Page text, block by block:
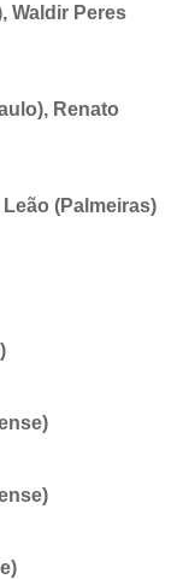
Waldir Peres
Renato
(Palmeiras)